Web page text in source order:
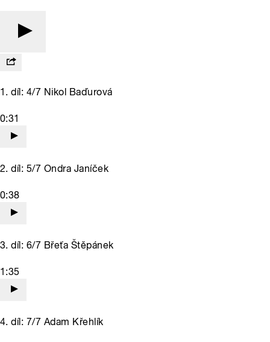
1. díl: 4/7 Nikol Baďurová
0:31
2. díl: 5/7 Ondra Janíček
0:38
3. díl: 6/7 Břeťa Štěpánek
1:35
4. díl: 7/7 Adam Křehlík